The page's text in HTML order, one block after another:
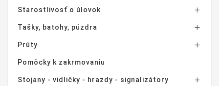
Starostlivosť o úlovok 
Tašky, batohy, púzdra 
Prúty 
Pomôcky k zakrmovaniu
Stojany - vidličky - hrazdy - signalizátory 